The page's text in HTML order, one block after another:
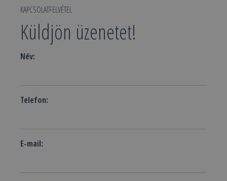
KAPCSOLATFELVÉTEL
Küldjön üzenetet!
Név:
Telefon:
E-mail: